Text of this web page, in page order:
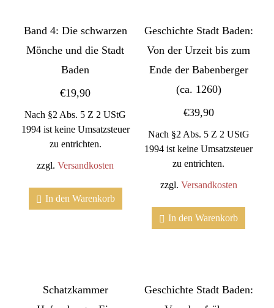
Band 4: Die schwarzen
Mönche und die Stadt
Baden
€19,90
Nach §2 Abs. 5 Z 2 UStG
1994 ist keine Umsatzsteuer
zu entrichten.
zzgl.Versandkosten
In den Warenkorb
Geschichte Stadt Baden:
Von der Urzeit bis zum
Ende der Babenberger
(ca. 1260)
€39,90
Nach §2 Abs. 5 Z 2 UStG
1994 ist keine Umsatzsteuer
zu entrichten.
zzgl. Versandkosten
In den Warenkorb
Schatzkammer
Geschichte Stadt Baden: